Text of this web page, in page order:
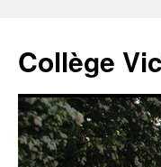
contenu
Collège